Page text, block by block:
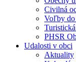
Civilná
Voľby do
PHSR
Udalosti v obci
Aktuality